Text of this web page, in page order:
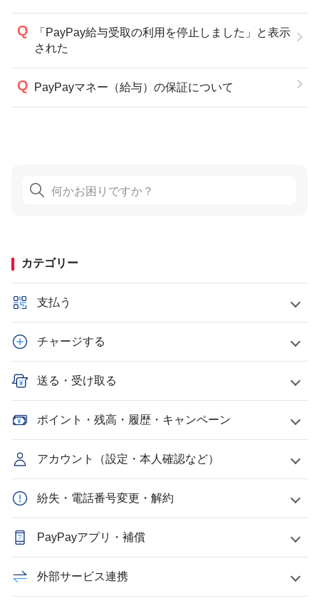
「PayPay給与受取の利用を停止しました」と表示
された
PayPayマネー（給与）の保証について
カテゴリー
支払う
チャージする
送る・受け取る
ポイント・残高・履歴・キャンペーン
アカウント（設定・本人確認など）
紛失・電話番号変更・解約
PayPayアプリ・補償
外部サービス連携